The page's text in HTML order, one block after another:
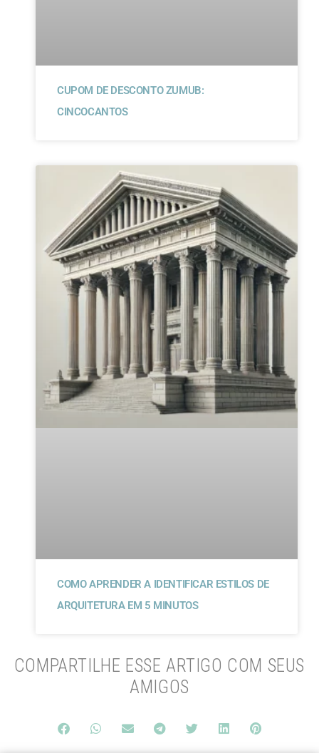
CUPOM DE DESCONTO ZUMUB:
CINCOCANTOS
COMO APRENDER A IDENTIFICAR ESTILOS DE
ARQUITETURA EM 5 MINUTOS
COMPARTILHE ESSE ARTIGO COM SEUS
AMIGOS